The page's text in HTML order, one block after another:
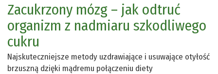
Zacukrzony mózg – jak odtruć
organizm z nadmiaru szkodliwego
cukru
Najskuteczniejsze metody uzdrawiające i usuwające otyłość
brzuszną dzięki mądremu połączeniu diety